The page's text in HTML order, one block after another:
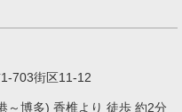
703街区11-12
～博多) 香椎より 徒歩 約2分